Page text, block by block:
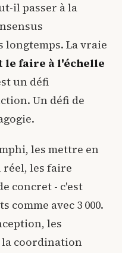
il passer à la
longtemps. La vraie
le faire à l'échelle
un défi
Un défi de
les mettre en
les faire
concret - c'est
comme avec 3 000.
les
coordination